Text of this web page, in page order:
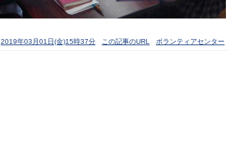
2019年03月01日(金)15時37分 この記事のURL ボランティアセンター